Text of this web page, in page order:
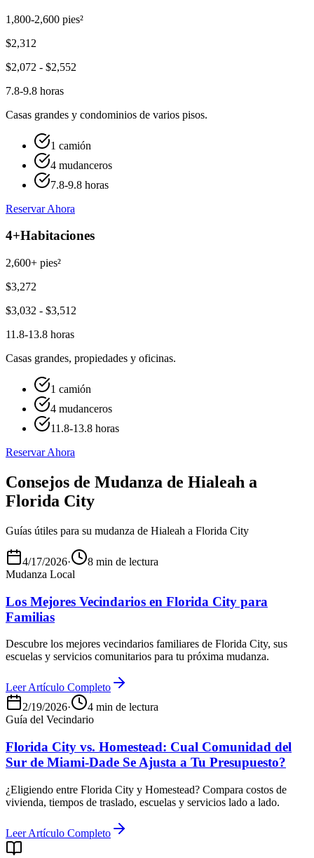
1,800-2,600 pies²
$2,312
$2,072 - $2,552
7.8-9.8 horas
Casas grandes y condominios de varios pisos.
1 camión
4 mudanceros
7.8-9.8 horas
Reservar Ahora
4+Habitaciones
2,600+ pies²
$3,272
$3,032 - $3,512
11.8-13.8 horas
Casas grandes, propiedades y oficinas.
1 camión
4 mudanceros
11.8-13.8 horas
Reservar Ahora
Consejos de Mudanza de Hialeah a
Florida City
Guías útiles para su mudanza de Hialeah a Florida City
4/17/2026·
8 min de lectura
Mudanza Local
Los Mejores Vecindarios en Florida City para
Familias
Descubre los mejores vecindarios familiares de Florida City, sus
escuelas y servicios comunitarios para tu próxima mudanza.
Leer Artículo Completo
2/19/2026·
4 min de lectura
Guía del Vecindario
Florida City vs. Homestead: Cual Comunidad del
Sur de Miami-Dade Se Ajusta a Tu Presupuesto?
¿Eligiendo entre Florida City y Homestead? Compara costos de
vivienda, tiempos de traslado, escuelas y servicios lado a lado.
Leer Artículo Completo